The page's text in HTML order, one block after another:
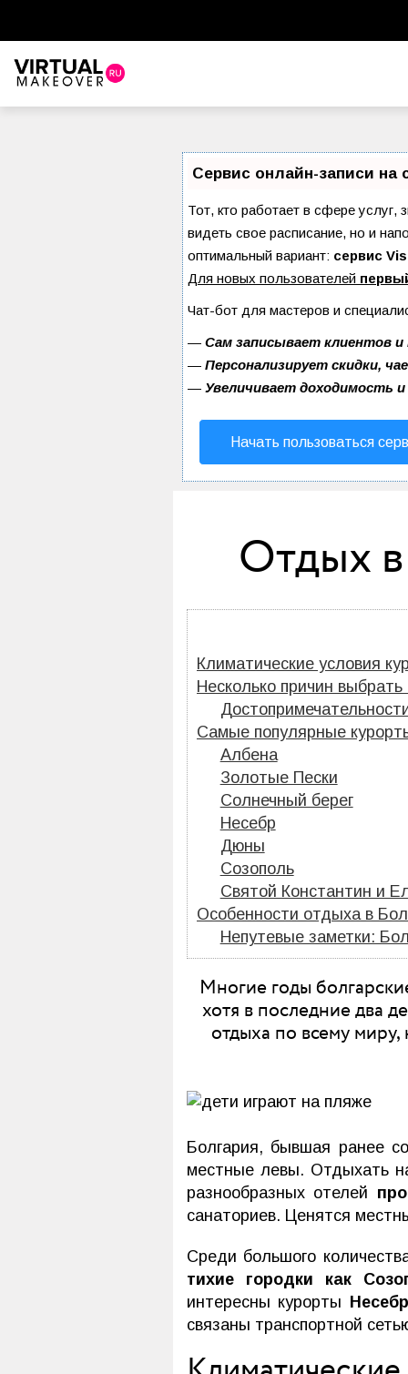
Сервис онлайн-записи на
Тот, кто работает в сфере услуг,
видеть свое расписание, но и
оптимальный вариант: сервис
Для новых пользователей
Чат-бот для мастеров и
— Сам записывает клиентов
— Персонализирует скидки,
— Увеличивает доходимость
Начать пользоваться
Отдых
Климатические условия
Несколько причин
Самые популярные
Албена
Золотые Пески
Солнечный берег
Несебр
Дюны
Созополь
Святой Константин и
Особенности отдыха в
Непутевые заметки:
Многие годы
хотя в последние два
отдыха по всему
Болгария, бывшая ранее
местные левы. Отдыхать
разнообразных отелей
санаториев. Ценятся
Среди большого
тихие городки как
интересны курорты
связаны транспортной